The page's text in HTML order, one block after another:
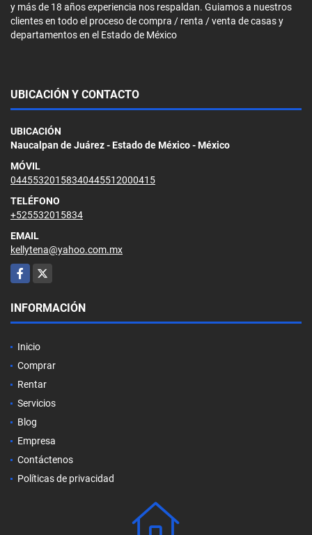
y más de 18 años experiencia nos respaldan. Guiamos a nuestros
clientes en todo el proceso de compra / renta / venta de casas y
departamentos en el Estado de México
UBICACIÓN Y CONTACTO
UBICACIÓN
Naucalpan de Juárez - Estado de México - México
MÓVIL
04455320158340445512000415
TELÉFONO
+525532015834
EMAIL
kellytena@yahoo.com.mx
Facebook
X
INFORMACIÓN
Inicio
Comprar
Rentar
Servicios
Blog
Empresa
Contáctenos
Políticas de privacidad